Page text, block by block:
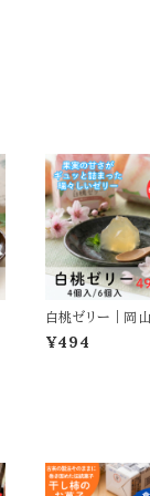
白桃ゼリー｜岡
白桃使用
¥494